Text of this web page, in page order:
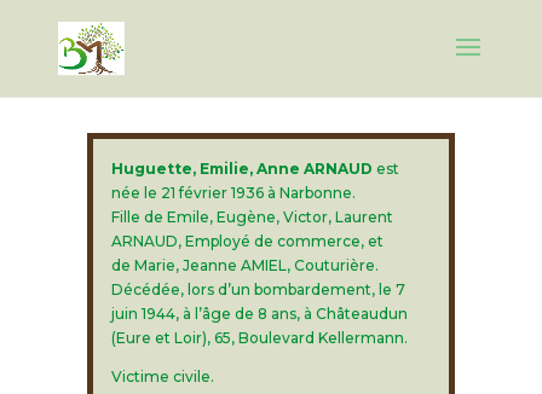
Huguette, Emilie, Anne ARNAUD est
née le 21 février 1936 à Narbonne.
Fille de Emile, Eugène, Victor, Laurent
ARNAUD, Employé de commerce, et
de Marie, Jeanne AMIEL, Couturière.
Décédée, lors d’un bombardement, le 7
juin 1944, à l’âge de 8 ans, à Châteaudun
(Eure et Loir), 65, Boulevard Kellermann.
Victime civile.